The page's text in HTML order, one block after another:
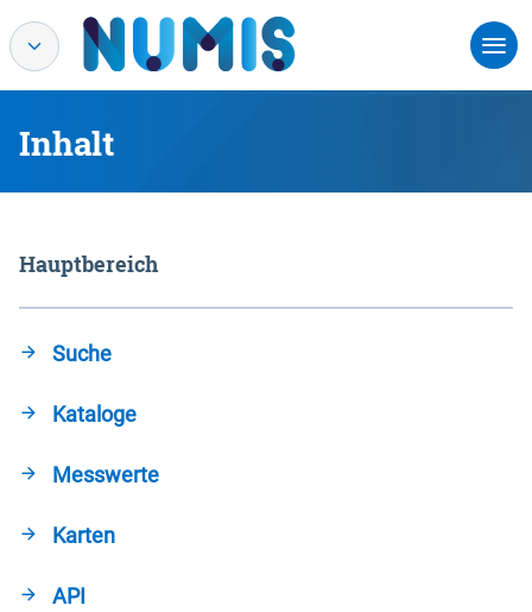
Inhalt
Hauptbereich
Suche
Kataloge
Messwerte
Karten
API